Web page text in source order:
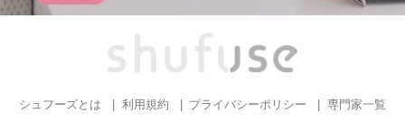
シュフーズとは 利用規約 プライバシーポリシー
専門家一覧